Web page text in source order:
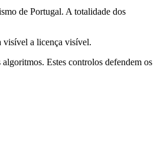
de Portugal. A totalidade dos
visível a licença visível.
Estes controlos defendem os